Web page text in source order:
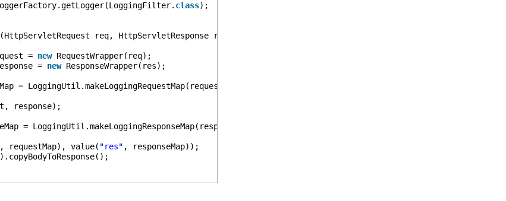
class);
req, HttpServletResponse res, FilterChain filterChain)
= new RequestWrapper(req);
= new ResponseWrapper(res);
= LoggingUtil.makeLoggingRequestMap(request);
response);
= LoggingUtil.makeLoggingResponseMap(response);
, requestMap), value( "res" , responseMap));